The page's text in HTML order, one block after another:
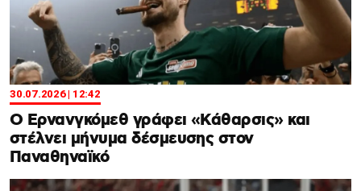
30.07.2026 | 12:42
Ο Ερνανγκόμεθ γράφει «Κάθαρσις» και
στέλνει μήνυμα δέσμευσης στον
Παναθηναϊκό